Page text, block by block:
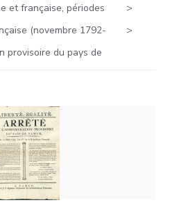
et française, périodes
(novembre 1792-
provisoire du pays de